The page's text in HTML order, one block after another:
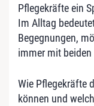
Pflegekräfte ein
Im Alltag
Begegnungen,
immer mit
Wie Pflegekräfte
können und